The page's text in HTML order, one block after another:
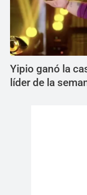
Yipio ganó la
líder de la